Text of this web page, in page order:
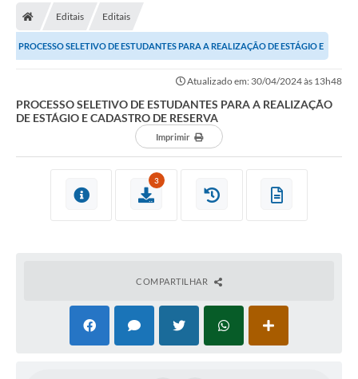
Editais Editais
PROCESSO SELETIVO DE ESTUDANTES PARA A REALIZAÇÃO DE ESTÁGIO E
Atualizado em: 30/04/2024 às 13h48
PROCESSO SELETIVO DE ESTUDANTES PARA A REALIZAÇÃO
DE ESTÁGIO E CADASTRO DE RESERVA
Imprimir
3
COMPARTILHAR